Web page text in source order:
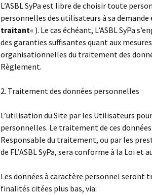
L’ASBL SyPa est libre de choisir toute
personnelles des utilisateurs à sa
traitant« ). Le cas échéant, L’ASBL SyPa
des garanties suffisantes quant aux
organisationnelles du traitement des
Règlement.
2. Traitement des données personnelles
L’utilisation du Site par les Utilisateurs
personnelles. Le traitement de ces données
Responsable du traitement, ou par les
de FL’ASBL SyPa, sera conforme à la Loi et
Les données à caractère personnel seront
finalités citées plus bas, via: